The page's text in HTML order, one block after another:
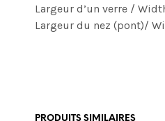
Largeur d’un verre /
Largeur du nez (pont)/
PRODUITS SIMILAIRES